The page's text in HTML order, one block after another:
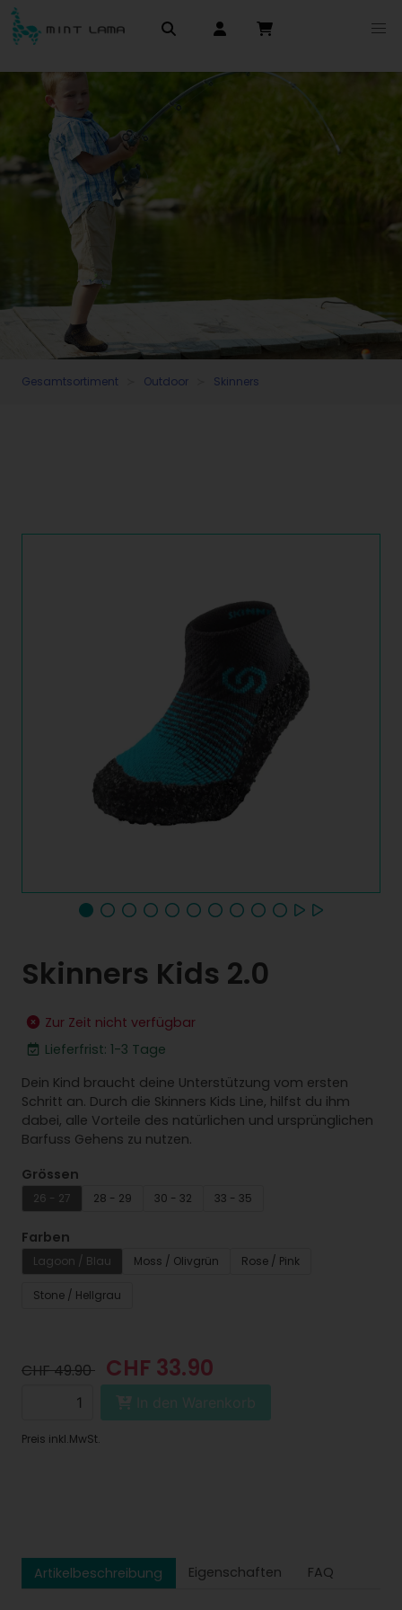
Gesamtsortiment Outdoor Skinners
Skinners Kids 2.0
Zur Zeit nicht verfügbar
Lieferfrist: 1-3 Tage
Dein Kind braucht deine Unterstützung vom ersten
Schritt an. Durch die Skinners Kids Line, hilfst du ihm
dabei, alle Vorteile des natürlichen und ursprünglichen
Barfuss Gehens zu nutzen.
Grössen
26 - 27 28 - 29 30 - 32 33 - 35
Farben
Lagoon / Blau Moss / Olivgrün Rose / Pink
Stone / Hellgrau
CHF 49.90 CHF 33.90
In den Warenkorb
Preis inkl.MwSt.
Artikelbeschreibung Eigenschaften FAQ